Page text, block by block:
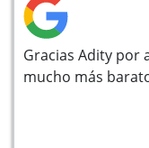
Gracias Adity por
mucho más